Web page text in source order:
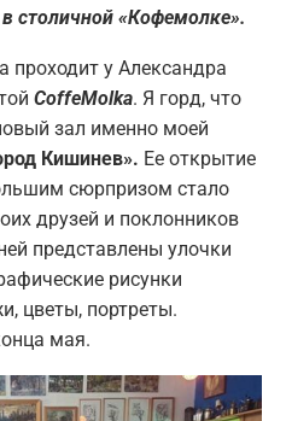
столичной «Кофемолке».
проходит у Александра
CoffeMolka. Я горд, что
зал именно моей
Кишинев». Ее открытие
сюрпризом стало
друзей и поклонников
представлены улочки
рисунки
цветы, портреты.
мая.